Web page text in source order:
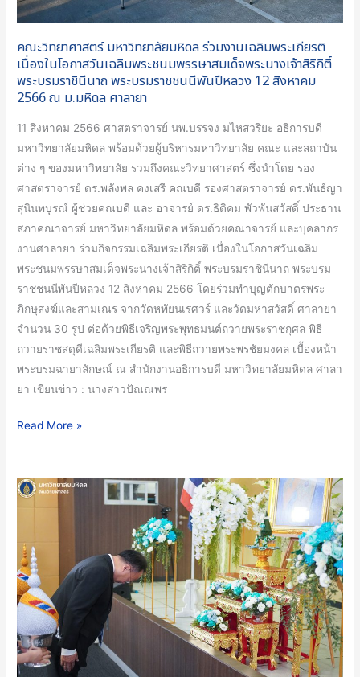
คณะวิทยาศาสตร์ มหาวิทยาลัยมหิดล ร่วมงานเฉลิมพระเกียรติ
เนื่องในโอกาสวันเฉลิมพระชนมพรรษาสมเด็จพระนางเจ้าสิริกิติ์
พระบรมราชินีนาถ พระบรมราชชนนีพันปีหลวง 12 สิงหาคม
2566 ณ ม.มหิดล ศาลายา
11 สิงหาคม 2566 ศาสตราจารย์ นพ.บรรจง มไหสวริยะ อธิการบดี
มหาวิทยาลัยมหิดล พร้อมด้วยผู้บริหารมหาวิทยาลัย คณะ และสถาบัน
ต่าง ๆ ของมหาวิทยาลัย รวมถึงคณะวิทยาศาสตร์ ซึ่งนำโดย รอง
ศาสตราจารย์ ดร.พลังพล คงเสรี คณบดี รองศาสตราจารย์ ดร.พันธ์ญา
สุนินทบูรณ์ ผู้ช่วยคณบดี และ อาจารย์ ดร.ธิติคม พัวพันสวัสดิ์ ประธาน
สภาคณาจารย์ มหาวิทยาลัยมหิดล พร้อมด้วยคณาจารย์ และบุคลากร
งานศาลายา ร่วมกิจกรรมเฉลิมพระเกียรติ เนื่องในโอกาสวันเฉลิม
พระชนมพรรษาสมเด็จพระนางเจ้าสิริกิติ์ พระบรมราชินีนาถ พระบรม
ราชชนนีพันปีหลวง 12 สิงหาคม 2566 โดยร่วมทำบุญตักบาตรพระ
ภิกษุสงฆ์และสามเณร จากวัดหทัยนเรศวร์ และวัดมหาสวัสดิ์ ศาลายา
จำนวน 30 รูป ต่อด้วยพิธีเจริญพระพุทธมนต์ถวายพระราชกุศล พิธี
ถวายราชสดุดีเฉลิมพระเกียรติ และพิธีถวายพระพรชัยมงคล เบื้องหน้า
พระบรมฉายาลักษณ์ ณ สำนักงานอธิการบดี มหาวิทยาลัยมหิดล ศาลา
ยา เขียนข่าว : นางสาวปัณณพร
โอกาส
เฉลิม
พระชนมพรรษา
สมเด็จ
เจ้า
สิ
ริกิ
ติ์
พระบรม
ราชินีนาถ
พระบรม
ราช
ชนนี
พันปี
หลวง
12
สิงหาคม
2566
ม.มหิดล
Read More »
คณะ
วิทยาศาสตร์
มหิดล
จัด
พิธี
ถวาย
พระพร
ชัยมงคล
สมเด็จ